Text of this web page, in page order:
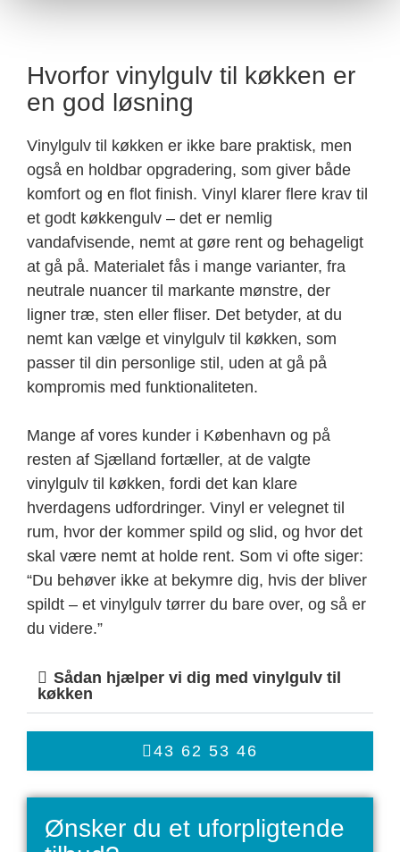
Hvorfor vinylgulv til køkken er
en god løsning
Vinylgulv til køkken er ikke bare praktisk, men
også en holdbar opgradering, som giver både
komfort og en flot finish. Vinyl klarer flere krav til
et godt køkkengulv – det er nemlig
vandafvisende, nemt at gøre rent og behageligt
at gå på. Materialet fås i mange varianter, fra
neutrale nuancer til markante mønstre, der
ligner træ, sten eller fliser. Det betyder, at du
nemt kan vælge et vinylgulv til køkken, som
passer til din personlige stil, uden at gå på
kompromis med funktionaliteten.
Mange af vores kunder i København og på
resten af Sjælland fortæller, at de valgte
vinylgulv til køkken, fordi det kan klare
hverdagens udfordringer. Vinyl er velegnet til
rum, hvor der kommer spild og slid, og hvor det
skal være nemt at holde rent. Som vi ofte siger:
“Du behøver ikke at bekymre dig, hvis der bliver
spildt – et vinylgulv tørrer du bare over, og så er
du videre.”
Sådan hjælper vi dig med vinylgulv til
køkken
43 62 53 46
Ønsker du et uforpligtende